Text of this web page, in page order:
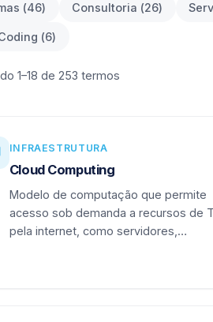
(46) Consultoria (26)
(6)
1–18 de 253 termos
INFRAESTRUTURA
Cloud Computing
Modelo de computação que permite
acesso sob demanda a recursos de
pela internet, como servidores,